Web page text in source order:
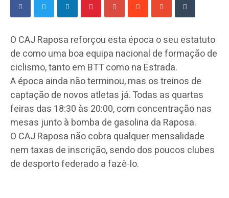
O CAJ Raposa reforçou esta época o seu estatuto
de como uma boa equipa nacional de formação de
ciclismo, tanto em BTT como na Estrada.
A época ainda não terminou, mas os treinos de
captação de novos atletas já. Todas as quartas
feiras das 18:30 às 20:00, com concentração nas
mesas junto à bomba de gasolina da Raposa.
O CAJ Raposa não cobra qualquer mensalidade
nem taxas de inscrição, sendo dos poucos clubes
de desporto federado a fazê-lo.